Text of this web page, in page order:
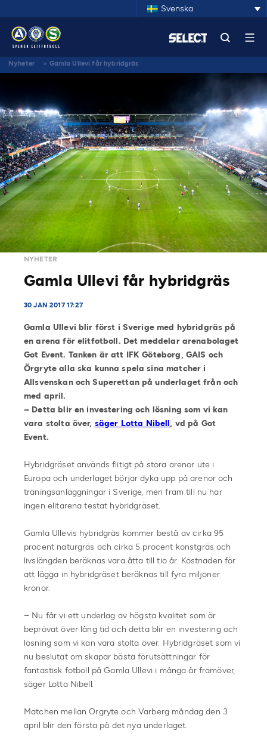
Svenska
Nyheter > Gamla Ullevi får hybridgräs
NYHETER
Gamla Ullevi får hybridgräs
30 JAN 2017 17:27
Gamla Ullevi blir först i Sverige med hybridgräs på
en arena för elitfotboll. Det meddelar arenabolaget
Got Event. Tanken är att IFK Göteborg, GAIS och
Örgryte alla ska kunna spela sina matcher i
Allsvenskan och Superettan på underlaget från och
med april.
– Detta blir en investering och lösning som vi kan
vara stolta över, säger Lotta Nibell, vd på Got
Event.
Hybridgräset används flitigt på stora arenor ute i
Europa och underlaget börjar dyka upp på arenor och
träningsanläggningar i Sverige, men fram till nu har
ingen elitarena testat hybridgräset.
Gamla Ullevis hybridgräs kommer bestå av cirka 95
procent naturgräs och cirka 5 procent konstgräs och
livslängden beräknas vara åtta till tio år. Kostnaden för
att lägga in hybridgräset beräknas till fyra miljoner
kronor.
– Nu får vi ett underlag av högsta kvalitet som är
beprövat över lång tid och detta blir en investering och
lösning som vi kan vara stolta över. Hybridgräset som vi
nu beslutat om skapar bästa förutsättningar för
fantastisk fotboll på Gamla Ullevi i många år framöver,
säger Lotta Nibell.
Matchen mellan Örgryte och Varberg måndag den 3
april blir den första på det nya underlaget.